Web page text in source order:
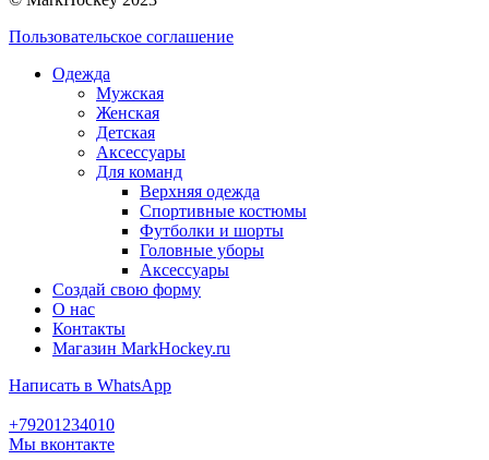
Пользовательское соглашение
Одежда
Мужская
Женская
Детская
Аксессуары
Для команд
Верхняя одежда
Спортивные костюмы
Футболки и шорты
Головные уборы
Аксессуары
Создай свою форму
О нас
Контакты
Магазин MarkHockey.ru
Написать в WhatsApp
+79201234010
Мы вконтакте